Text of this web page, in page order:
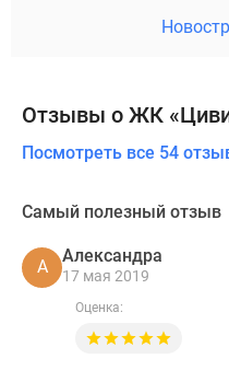
Отзывы о ЖК
Посмотреть все 54
Самый полезный отзыв
А
Александра
17 мая 2019
Оценка: